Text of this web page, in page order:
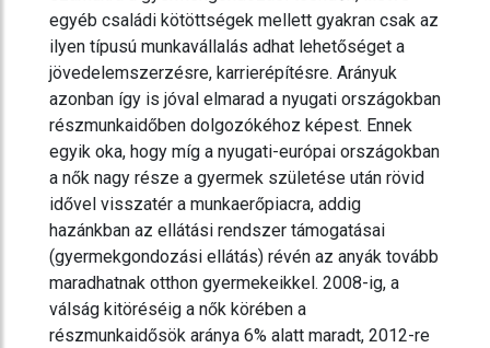
egyéb családi kötöttségek mellett gyakran csak az
ilyen típusú munkavállalás adhat lehetőséget a
jövedelemszerzésre, karrierépítésre. Arányuk
azonban így is jóval elmarad a nyugati országokban
részmunkaidőben dolgozókéhoz képest. Ennek
egyik oka, hogy míg a nyugati-európai országokban
a nők nagy része a gyermek születése után rövid
idővel visszatér a munkaerőpiacra, addig
hazánkban az ellátási rendszer támogatásai
(gyermekgondozási ellátás) révén az anyák tovább
maradhatnak otthon gyermekeikkel. 2008-ig, a
válság kitöréséig a nők körében a
részmunkaidősök aránya 6% alatt maradt, 2012-re